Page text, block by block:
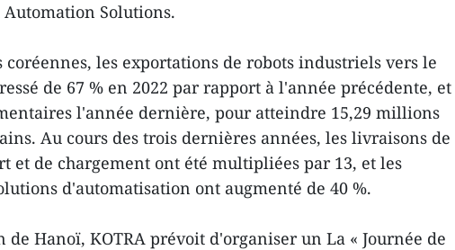
Solutions.
coréennes, les exportations de robots industriels vers le
de 67 % en 2022 par rapport à l'année précédente, et
l'année dernière, pour atteindre 15,29 millions
Au cours des trois dernières années, les livraisons de
et de chargement ont été multipliées par 13, et les
d'automatisation ont augmenté de 40 %.
de Hanoï, KOTRA prévoit d'organiser un La « Journée de